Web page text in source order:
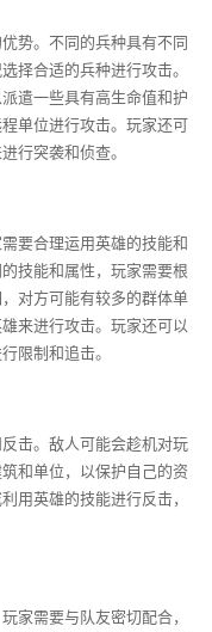
势。不同的兵种具有不同
择合适的兵种进行攻击。
遣一些具有高生命值和护
单位进行攻击。玩家还可
行突袭和侦查。
要合理运用英雄的技能和
技能和属性，玩家需要根
对方可能有较多的群体单
来进行攻击。玩家还可以
限制和追击。
击。敌人可能会趁机对玩
和单位，以保护自己的资
用英雄的技能进行反击，
家需要与队友密切配合，